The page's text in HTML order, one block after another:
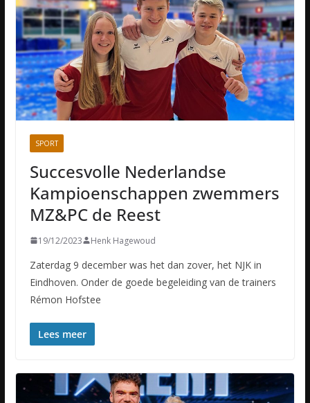
SPORT
Succesvolle Nederlandse
Kampioenschappen zwemmers
MZ&PC de Reest
19/12/2023 Henk Hagewoud
Zaterdag 9 december was het dan zover, het NJK in
Eindhoven. Onder de goede begeleiding van de trainers
Rémon Hofstee
Lees meer